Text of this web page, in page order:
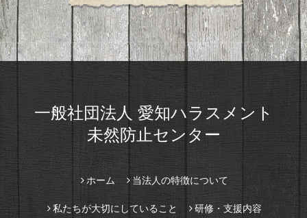
一般社団法人 愛知ハラスメント
未然防止センター
ホーム 当法人の特徴について
私たちが大切にしていること 研修・支援内容